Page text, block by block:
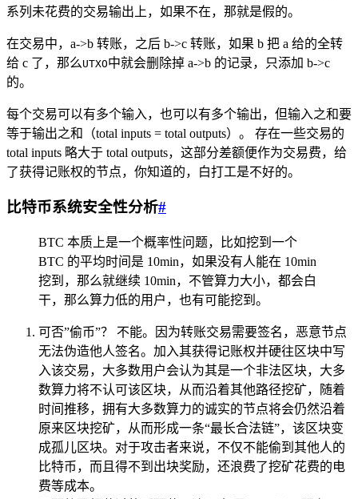
系列未花费的交易输出上，如果不在，那就是假的。
在交易中，a->b 转账，之后 b->c 转账，如果 b 把 a 给的全转
给 c 了，那么UTXO中就会删除掉 a->b 的记录，只添加 b->c
的。
每个交易可以有多个输入，也可以有多个输出，但输入之和要
等于输出之和（total inputs = total outputs）。 存在一些交易的
total inputs 略大于 total outputs，这部分差额便作为交易费，给
了获得记账权的节点，你知道的，白打工是不好的。
比特币系统安全性分析#
BTC 本质上是一个概率性问题，比如挖到一个
BTC 的平均时间是 10min，如果没有人能在 10min
挖到，那么就继续 10min，不管算力大小，都会白
干，那么算力低的用户，也有可能挖到。
可否”偷币”？ 不能。因为转账交易需要签名，恶意节点
无法伪造他人签名。加入其获得记账权并硬往区块中写
入该交易，大多数用户会认为其是一个非法区块，大多
数算力将不认可该区块，从而沿着其他路径挖矿，随着
时间推移，拥有大多数算力的诚实的节点将会仍然沿着
原来区块挖矿，从而形成一条“最长合法链”，该区块变
成孤儿区块。对于攻击者来说，不仅不能偷到其他人的
比特币，而且得不到出块奖励，还浪费了挖矿花费的电
费等成本。